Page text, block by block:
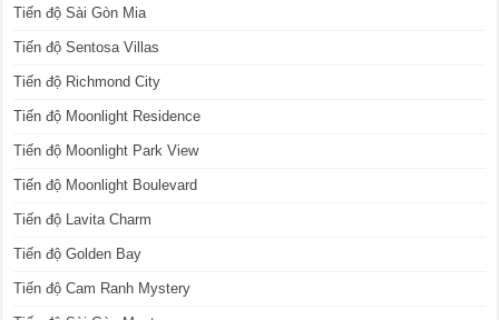
Tiến độ Sài Gòn Mia
Tiến độ Sentosa Villas
Tiến độ Richmond City
Tiến độ Moonlight Residence
Tiến độ Moonlight Park View
Tiến độ Moonlight Boulevard
Tiến độ Lavita Charm
Tiến độ Golden Bay
Tiến độ Cam Ranh Mystery